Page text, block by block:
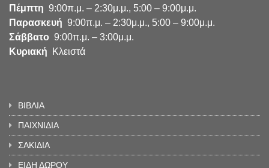
Πέμπτη 9:00π.μ. – 2:30μ.μ., 5:00 – 9:00μ.μ.
Παρασκευή 9:00π.μ. – 2:30μ.μ., 5:00 – 9:00μ.μ.
Σάββατο 9:00π.μ. – 3:00μ.μ.
Κυριακή Κλειστά
ΒΙΒΛΙΑ
ΠΑΙΧΝΙΔΙΑ
ΣΑΚΙΔΙΑ
ΕΙΔΗ ΔΩΡΟΥ